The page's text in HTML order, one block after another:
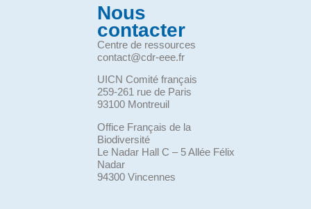
Nous
contacter
Centre de ressources
contact@cdr-eee.fr
UICN Comité français
259-261 rue de Paris
93100 Montreuil
Office Français de la
Biodiversité
Le Nadar Hall C – 5 Allée Félix
Nadar
94300 Vincennes